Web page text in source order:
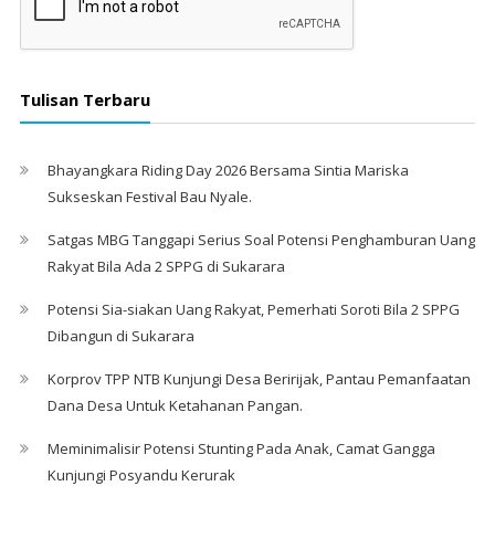
Tulisan Terbaru
Bhayangkara Riding Day 2026 Bersama Sintia Mariska
Sukseskan Festival Bau Nyale. ‎
Satgas MBG Tanggapi Serius Soal Potensi Penghamburan Uang
Rakyat Bila Ada 2 SPPG di Sukarara
Potensi Sia-siakan Uang Rakyat, Pemerhati Soroti Bila 2 SPPG
Dibangun di Sukarara
Korprov TPP NTB Kunjungi Desa Beririjak, Pantau Pemanfaatan
Dana Desa Untuk Ketahanan Pangan.
Meminimalisir Potensi Stunting Pada Anak, Camat Gangga
Kunjungi Posyandu Kerurak